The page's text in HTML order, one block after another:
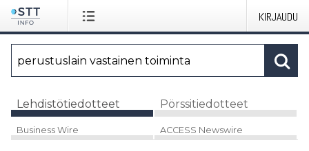
KIRJAUDU
Lehdistötiedotteet Pörssitiedotteet
Business Wire ACCESS Newswire